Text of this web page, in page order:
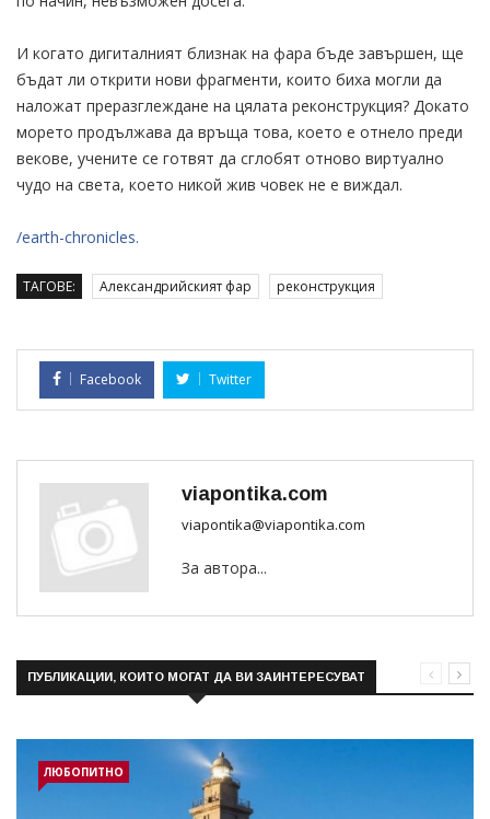
И когато дигиталният близнак на фара бъде завършен, ще
бъдат ли открити нови фрагменти, които биха могли да
наложат преразглеждане на цялата реконструкция? Докато
морето продължава да връща това, което е отнело преди
векове, учените се готвят да сглобят отново виртуално
чудо на света, което никой жив човек не е виждал.
/earth-chronicles.
ТАГОВЕ: Александрийският фар реконструкция
Facebook Twitter
viapontika.com
viapontika@viapontika.com
За автора...
ПУБЛИКАЦИИ, КОИТО МОГАТ ДА ВИ ЗАИНТЕРЕСУВАТ
ЛЮБОПИТНО